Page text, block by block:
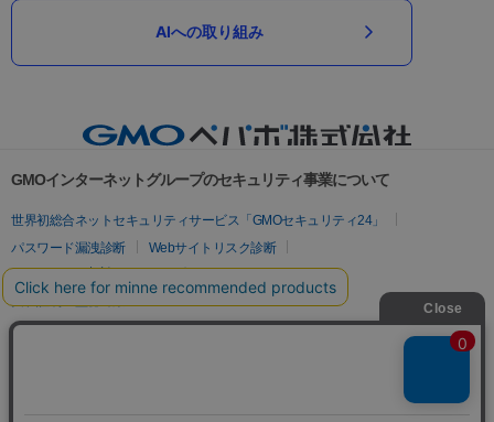
AIへの取り組み
GMOインターネットグループのセキュリティ事業について
世界初総合ネットセキュリティサービス「GMOセキュリティ24」
パスワード漏洩診断
Webサイトリスク診断
セキュリティ相談AIチャットボット
実在証明・盗聴対策
サイバー攻撃対策（GMOサイバーセキュリティ byイエラエ）